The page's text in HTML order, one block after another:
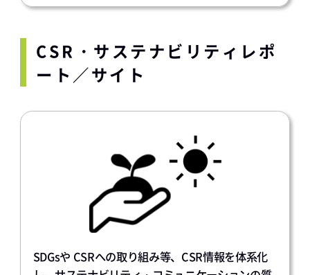
CSR・サステナビリティレポ
ート／サイト
SDGsや CSRへの取り組み等、CSR情報を体系化